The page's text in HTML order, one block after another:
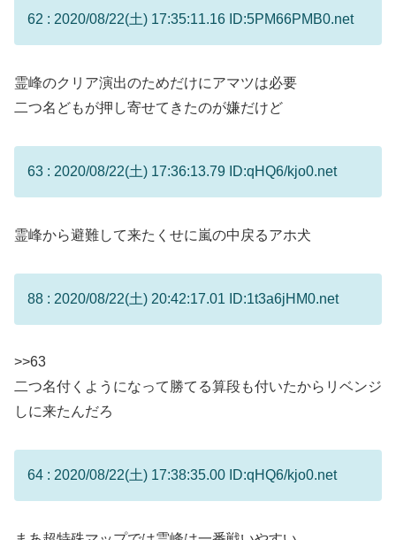
62 : 2020/08/22(土) 17:35:11.16 ID:5PM66PMB0.net
霊峰のクリア演出のためだけにアマツは必要
二つ名どもが押し寄せてきたのが嫌だけど
63 : 2020/08/22(土) 17:36:13.79 ID:qHQ6/kjo0.net
霊峰から避難して来たくせに嵐の中戻るアホ犬
88 : 2020/08/22(土) 20:42:17.01 ID:1t3a6jHM0.net
>>63
二つ名付くようになって勝てる算段も付いたからリベンジ
しに来たんだろ
64 : 2020/08/22(土) 17:38:35.00 ID:qHQ6/kjo0.net